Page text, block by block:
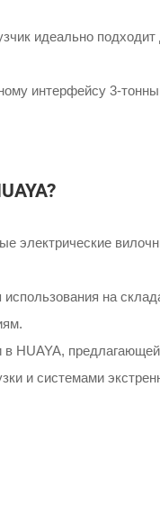
идеально
интерфейсу 3-
электрические
на
HUAYA,
и системами